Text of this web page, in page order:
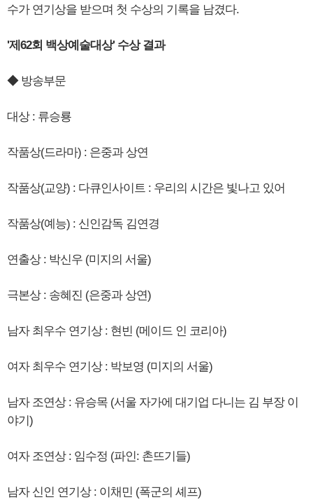
수가 연기상을 받으며 첫 수상의 기록을 남겼다.
'제62회 백상예술대상' 수상 결과
◆ 방송부문
대상 : 류승룡
작품상(드라마) : 은중과 상연
작품상(교양) : 다큐인사이트 : 우리의 시간은 빛나고 있어
작품상(예능) : 신인감독 김연경
연출상 : 박신우 (미지의 서울)
극본상 : 송혜진 (은중과 상연)
남자 최우수 연기상 : 현빈 (메이드 인 코리아)
여자 최우수 연기상 : 박보영 (미지의 서울)
남자 조연상 : 유승목 (서울 자가에 대기업 다니는 김 부장 이
야기)
여자 조연상 : 임수정 (파인: 촌뜨기들)
남자 신인 연기상 : 이채민 (폭군의 셰프)